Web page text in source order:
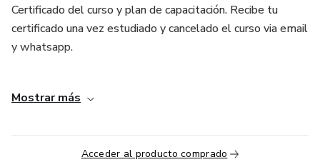
Certificado del curso y plan de capacitación. Recibe tu
certificado una vez estudiado y cancelado el curso via email
y whatsapp.
toda Colombia 100% Legal, Res. 2674 del 2013.
Mostrar más
Acceder al producto comprado